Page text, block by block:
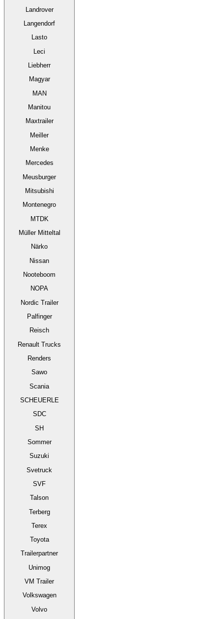
Landrover
Langendorf
Lasto
Leci
Liebherr
Magyar
MAN
Manitou
Maxtrailer
Meiller
Menke
Mercedes
Meusburger
Mitsubishi
Montenegro
MTDK
Müller Mitteltal
Närko
Nissan
Nooteboom
NOPA
Nordic Trailer
Palfinger
Reisch
Renault Trucks
Renders
Sawo
Scania
SCHEUERLE
SDC
SH
Sommer
Suzuki
Svetruck
SVF
Talson
Terberg
Terex
Toyota
Trailerpartner
Unimog
VM Trailer
Volkswagen
Volvo